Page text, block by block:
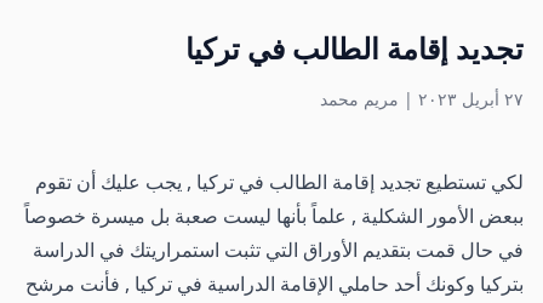
تجديد إقامة الطالب في تركيا
٢٧ أبريل ٢٠٢٣ | مريم محمد
لكي تستطيع تجديد إقامة الطالب في تركيا , يجب عليك أن تقوم
ببعض الأمور الشكلية , علماً بأنها ليست صعبة بل ميسرة خصوصاً
في حال قمت بتقديم الأوراق التي تثبت استمراريتك في الدراسة
بتركيا وكونك أحد حاملي الإقامة الدراسية في تركيا , فأنت مرشح